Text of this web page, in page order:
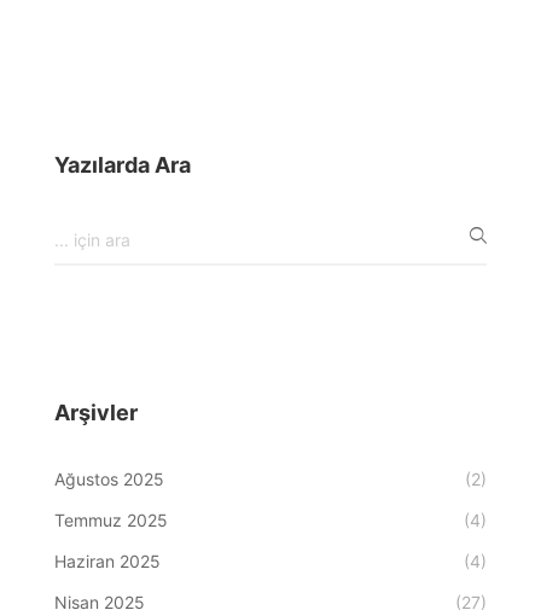
Yazılarda Ara
Arşivler
Ağustos 2025
(2)
Temmuz 2025
(4)
Haziran 2025
(4)
Nisan 2025
(27)